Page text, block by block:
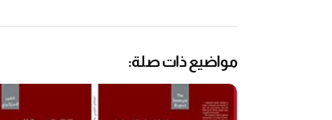
مواضيع ذات صلة: